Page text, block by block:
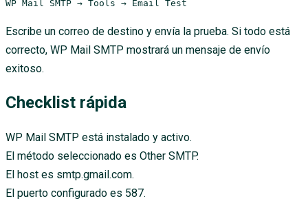
WP Mail SMTP → Tools → Email Test
Escribe un correo de destino y envía la prueba. Si todo está
correcto, WP Mail SMTP mostrará un mensaje de envío
exitoso.
Checklist rápida
WP Mail SMTP está instalado y activo.
El método seleccionado es Other SMTP.
El host es smtp.gmail.com.
El puerto configurado es 587.